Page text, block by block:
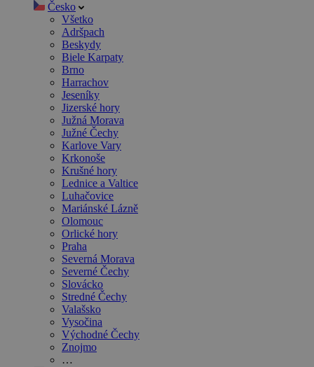
Česko
Všetko
Adršpach
Beskydy
Biele Karpaty
Brno
Harrachov
Jeseníky
Jizerské hory
Južná Morava
Južné Čechy
Karlove Vary
Krkonoše
Krušné hory
Lednice a Valtice
Luhačovice
Mariánské Lázně
Olomouc
Orlické hory
Praha
Severná Morava
Severné Čechy
Slovácko
Stredné Čechy
Valašsko
Vysočina
Východné Čechy
Znojmo
…